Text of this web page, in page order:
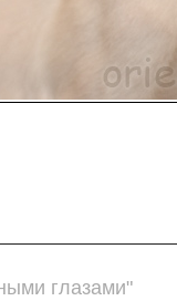
глазами"